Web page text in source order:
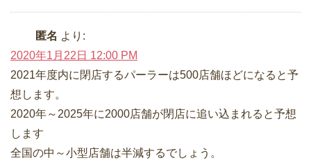
匿名 より:
2020年1月22日 12:00 PM
2021年度内に閉店するパーラーは500店舗ほどになると予
想します。
2020年～2025年に2000店舗が閉店に追い込まれると予想
します
全国の中～小型店舗は半減するでしょう。